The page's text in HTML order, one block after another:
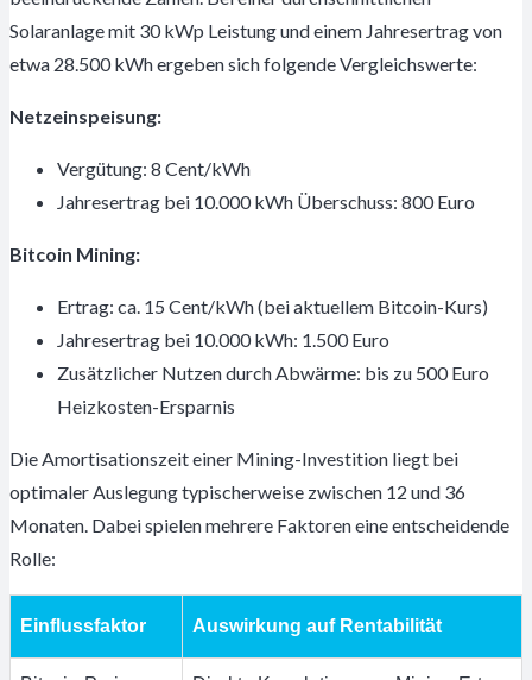
Solaranlage mit 30 kWp Leistung und einem Jahresertrag von
etwa 28.500 kWh ergeben sich folgende Vergleichswerte:
Netzeinspeisung:
Vergütung: 8 Cent/kWh
Jahresertrag bei 10.000 kWh Überschuss: 800 Euro
Bitcoin Mining:
Ertrag: ca. 15 Cent/kWh (bei aktuellem Bitcoin-Kurs)
Jahresertrag bei 10.000 kWh: 1.500 Euro
Zusätzlicher Nutzen durch Abwärme: bis zu 500 Euro
Heizkosten-Ersparnis
Die Amortisationszeit einer Mining-Investition liegt bei
optimaler Auslegung typischerweise zwischen 12 und 36
Monaten. Dabei spielen mehrere Faktoren eine entscheidende
Rolle:
Einflussfaktor Auswirkung auf Rentabilität